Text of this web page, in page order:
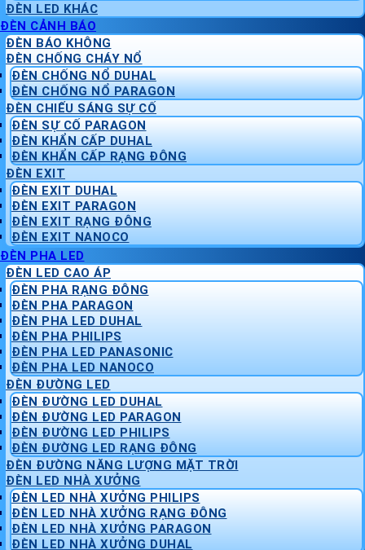
ĐÈN LED KHÁC
ĐÈN CẢNH BÁO
ĐÈN BÁO KHÔNG
ĐÈN CHỐNG CHÁY NỔ
ĐÈN CHỐNG NỔ DUHAL
ĐÈN CHỐNG NỔ PARAGON
ĐÈN CHIẾU SÁNG SỰ CỐ
ĐÈN SỰ CỐ PARAGON
ĐÈN KHẨN CẤP DUHAL
ĐÈN KHẨN CẤP RẠNG ĐÔNG
ĐÈN EXIT
ĐÈN EXIT DUHAL
ĐÈN EXIT PARAGON
ĐÈN EXIT RẠNG ĐÔNG
ĐÈN EXIT NANOCO
ĐÈN PHA LED
ĐÈN LED CAO ÁP
ĐÈN PHA RẠNG ĐÔNG
ĐÈN PHA PARAGON
ĐÈN PHA LED DUHAL
ĐÈN PHA PHILIPS
ĐÈN PHA LED PANASONIC
ĐÈN PHA LED NANOCO
ĐÈN ĐƯỜNG LED
ĐÈN ĐƯỜNG LED DUHAL
ĐÈN ĐƯỜNG LED PARAGON
ĐÈN ĐƯỜNG LED PHILIPS
ĐÈN ĐƯỜNG LED RẠNG ĐÔNG
ĐÈN ĐƯỜNG NĂNG LƯỢNG MẶT TRỜI
ĐÈN LED NHÀ XƯỞNG
ĐÈN LED NHÀ XƯỞNG PHILIPS
ĐÈN LED NHÀ XƯỞNG RẠNG ĐÔNG
ĐÈN LED NHÀ XƯỞNG PARAGON
ĐÈN LED NHÀ XƯỞNG DUHAL